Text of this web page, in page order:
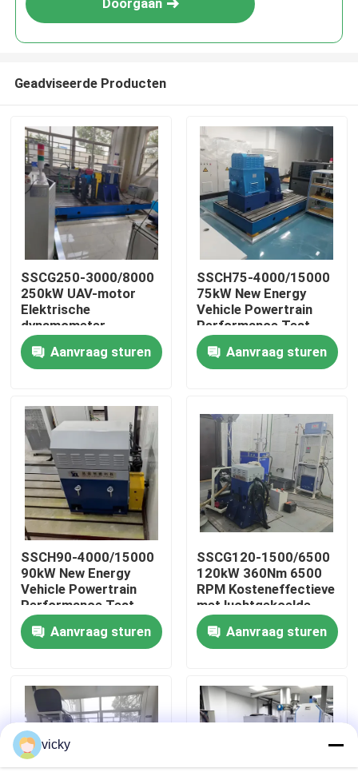
Thuis
Producten
Over Ons
Fabriekstour
Kwaliteitscontrole
Neem contact met ons op
Nieuws
Torsiedynamometer
Hoge snelheidsdynamometer
Doorgaan
Geadviseerde Producten
SSCG250-3000/8000
250kW UAV-motor
Elektrische
dynamometer
testbank
Aanvraag sturen
SSCH75-4000/15000
75kW New Energy
Vehicle Powertrain
Performance Test
Bench
Aanvraag sturen
SSCH90-4000/15000
90kW New Energy
Vehicle Powertrain
Performance Test
Bench
Aanvraag sturen
SSCG120-1500/6500
120kW 360Nm 6500
RPM Kosteneffectieve
met luchtgekoelde
benzinemotor
testbankAanvraag sturen
vicky